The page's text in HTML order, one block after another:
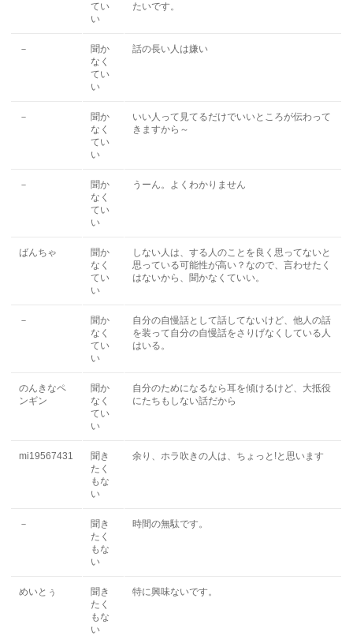
てい
い
たいです。
－
聞か
なく
てい
い
話の長い人は嫌い
－
聞か
なく
てい
い
いい人って見てるだけでいいところが伝わって
きますから～
－
聞か
なく
てい
い
うーん。よくわかりません
ばんちゃ
聞か
なく
てい
い
しない人は、する人のことを良く思ってないと
思っている可能性が高い？なので、言わせたく
はないから、聞かなくていい。
－
聞か
なく
てい
い
自分の自慢話として話してないけど、他人の話
を装って自分の自慢話をさりげなくしている人
はいる。
のんきなペ
ンギン
聞か
なく
てい
い
自分のためになるなら耳を傾けるけど、大抵役
にたちもしない話だから
mi19567431
聞き
たく
もな
い
余り、ホラ吹きの人は、ちょっと!と思います
－
聞き
たく
もな
い
時間の無駄です。
めいとぅ
聞き
たく
もな
い
特に興味ないです。